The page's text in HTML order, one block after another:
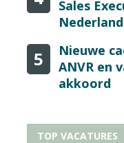
Sales
Nederland
5
Nieuwe
ANVR en
akkoord
TOP VACATURES